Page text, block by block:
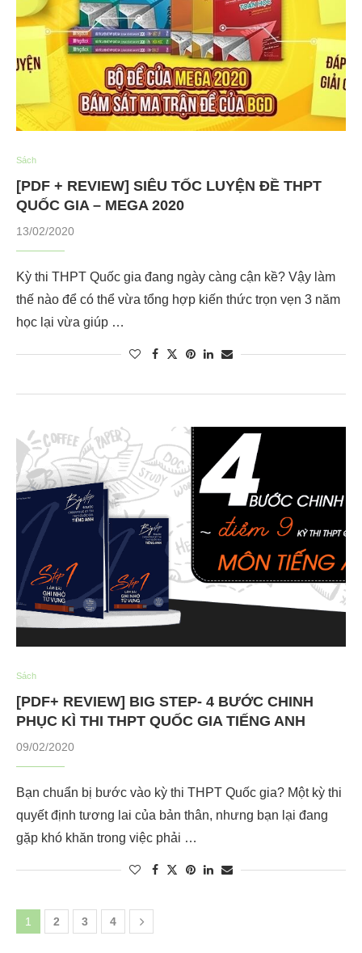
Sách
[PDF + REVIEW] SIÊU TỐC LUYỆN ĐỀ THPT
QUỐC GIA – MEGA 2020
13/02/2020
Kỳ thi THPT Quốc gia đang ngày càng cận kề? Vậy làm
thế nào để có thể vừa tổng hợp kiến thức trọn vẹn 3 năm
học lại vừa giúp …
Sách
[PDF+ REVIEW] BIG STEP- 4 BƯỚC CHINH
PHỤC KÌ THI THPT QUỐC GIA TIẾNG ANH
09/02/2020
Bạn chuẩn bị bước vào kỳ thi THPT Quốc gia? Một kỳ thi
quyết định tương lai của bản thân, nhưng bạn lại đang
gặp khó khăn trong việc phải …
1 2 3 4